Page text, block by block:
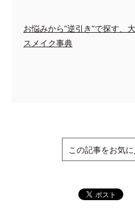
お悩みから”逆引き”で探す、
スメイク事典
この記事をお気